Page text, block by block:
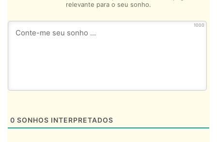
relevante para o seu sonho.
1000
0 SONHOS INTERPRETADOS